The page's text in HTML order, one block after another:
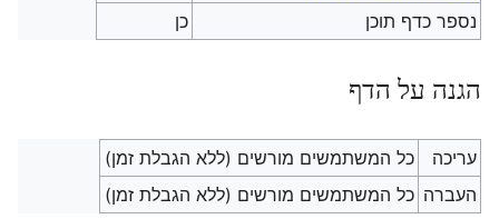
נספר כדף תוכן
כן
הגנה על הדף
עריכה
כל המשתמשים מורשים (ללא הגבלת זמן)
העברה כל המשתמשים מורשים (ללא הגבלת זמן)